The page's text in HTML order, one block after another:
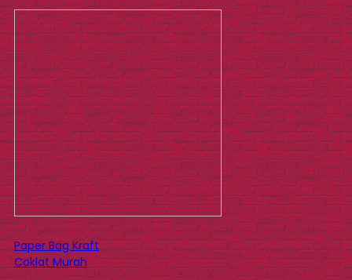
Paper Bag Kraft
Coklat Murah